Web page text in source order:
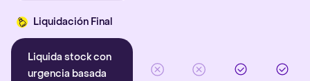
Liquidación Final
Liquida stock con
urgencia basada